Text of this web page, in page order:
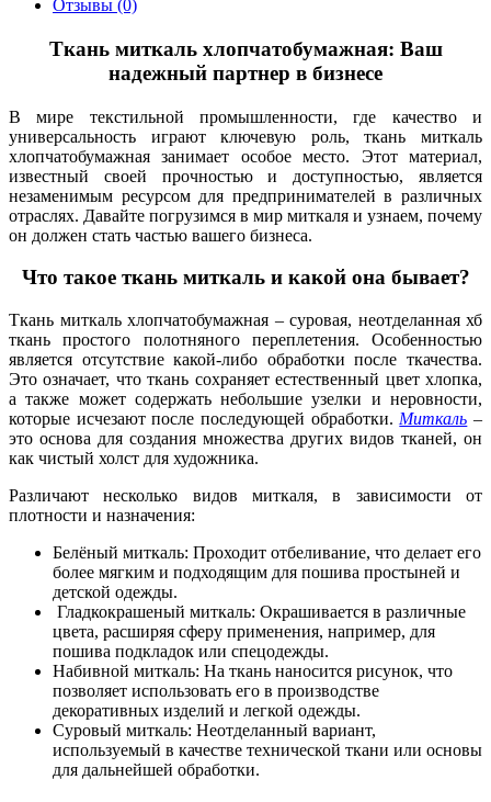
Отзывы (0)
Ткань миткаль хлопчатобумажная: Ваш
надежный партнер в бизнесе
В мире текстильной промышленности, где качество и
универсальность играют ключевую роль, ткань миткаль
хлопчатобумажная занимает особое место. Этот материал,
известный своей прочностью и доступностью, является
незаменимым ресурсом для предпринимателей в различных
отраслях. Давайте погрузимся в мир миткаля и узнаем, почему
он должен стать частью вашего бизнеса.
Что такое ткань миткаль и какой она бывает?
Ткань миткаль хлопчатобумажная – суровая, неотделанная хб
ткань простого полотняного переплетения. Особенностью
является отсутствие какой-либо обработки после ткачества.
Это означает, что ткань сохраняет естественный цвет хлопка,
а также может содержать небольшие узелки и неровности,
которые исчезают после последующей обработки. Миткаль –
это основа для создания множества других видов тканей, он
как чистый холст для художника.
Различают несколько видов миткаля, в зависимости от
плотности и назначения:
Белёный миткаль: Проходит отбеливание, что делает его
более мягким и подходящим для пошива простыней и
детской одежды.
Гладкокрашеный миткаль: Окрашивается в различные
цвета, расширяя сферу применения, например, для
пошива подкладок или спецодежды.
Набивной миткаль: На ткань наносится рисунок, что
позволяет использовать его в производстве
декоративных изделий и легкой одежды.
Суровый миткаль: Неотделанный вариант,
используемый в качестве технической ткани или основы
для дальнейшей обработки.